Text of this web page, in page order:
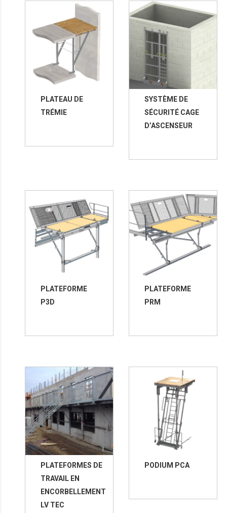
PLATEAU DE
TRÉMIE
SYSTÈME DE
SÉCURITÉ CAGE
D’ASCENSEUR
PLATEFORME
P3D
PLATEFORME
PRM
PLATEFORMES DE
TRAVAIL EN
ENCORBELLEMENT
LV TEC
PODIUM PCA